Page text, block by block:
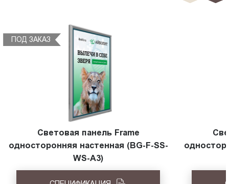
ПОД ЗАКАЗ
Световая панель Frame
односторонняя настенная (BG-F-SS-
WS-A3)